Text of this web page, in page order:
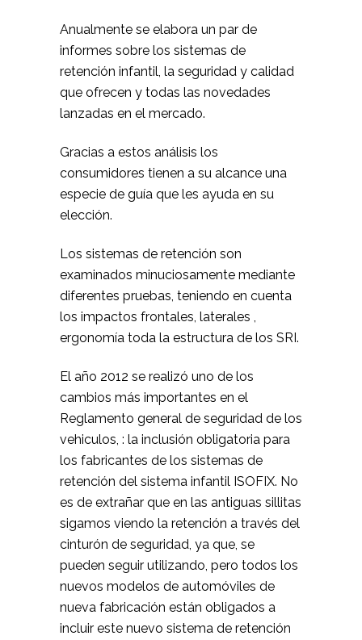
Anualmente se elabora un par de
informes sobre los sistemas de
retención infantil, la seguridad y calidad
que ofrecen y todas las novedades
lanzadas en el mercado.
Gracias a estos análisis los
consumidores tienen a su alcance una
especie de guía que les ayuda en su
elección.
Los sistemas de retención son
examinados minuciosamente mediante
diferentes pruebas, teniendo en cuenta
los impactos frontales, laterales ,
ergonomía toda la estructura de los SRI.
El año 2012 se realizó uno de los
cambios más importantes en el
Reglamento general de seguridad de los
vehiculos, : la inclusión obligatoria para
los fabricantes de los sistemas de
retención del sistema infantil ISOFIX. No
es de extrañar que en las antiguas sillitas
sigamos viendo la retención a través del
cinturón de seguridad, ya que, se
pueden seguir utilizando, pero todos los
nuevos modelos de automóviles de
nueva fabricación están obligados a
incluir este nuevo sistema de retención